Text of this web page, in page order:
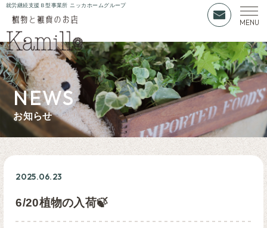
就労継続支援Ｂ型事業所 ニッカホームグループ
NEWS
お知らせ
2025.06.23
6/20植物の入荷🍃